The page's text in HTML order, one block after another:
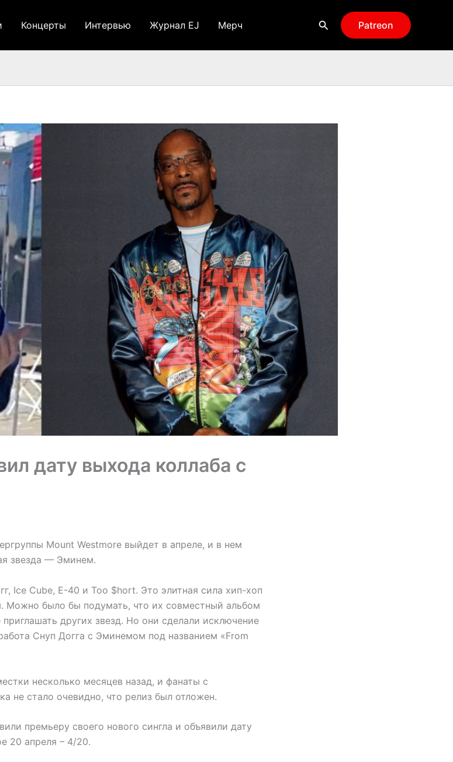
Концерты Интервью Журнал EJ Мерч Поиск Patreon
дату выхода коллаба с
Mount Westmore выйдет в апреле, и в нем
звезда — Эминем.
Ice Cube, E-40 и Too $hort. Это элитная сила хип-хоп
Можно было бы подумать, что их совместный альбом
других звезд. Но они сделали исключение
Снуп Догга с Эминемом под названием «From
несколько месяцев назад, и фанаты с
не стало очевидно, что релиз был отложен.
премьеру своего нового сингла и объявили дату
20 апреля – 4/20.